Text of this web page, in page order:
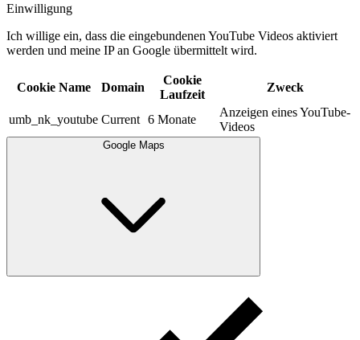
Einwilligung
Ich willige ein, dass die eingebundenen YouTube Videos aktiviert
werden und meine IP an Google übermittelt wird.​
Cookie Name Domain
Cookie
Laufzeit
Zweck
umb_nk_youtube Current 6 Monate
Anzeigen eines YouTube-
Videos
Google Maps